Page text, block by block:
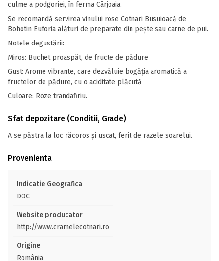
culme a podgoriei, în ferma Cârjoaia.
Se recomandă servirea vinului rose Cotnari Busuioacă de
Bohotin Euforia alături de preparate din pește sau carne de pui.
Notele degustării:
Miros: Buchet proaspăt, de fructe de pădure
Gust: Arome vibrante, care dezvăluie bogăţia aromatică a
fructelor de pădure, cu o aciditate plăcută
Culoare: Roze trandafiriu.
Sfat depozitare (Conditii, Grade)
A se păstra la loc răcoros și uscat, ferit de razele soarelui.
Provenienta
Indicatie Geografica
DOC
Website producator
http://www.cramelecotnari.ro
Origine
România